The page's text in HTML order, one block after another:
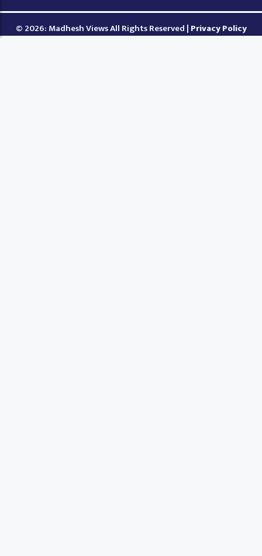
© 2026: Madhesh Views All Rights Reserved | Privacy Policy